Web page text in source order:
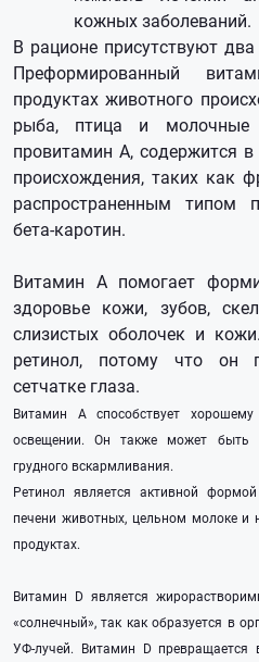
кожных заболеваний.
В рационе присутствуют
Преформированный
продуктах животного
рыба, птица и молочные
провитамин А, содержится в
происхождения, таких как
распространенным типом
бета-каротин.
Витамин А помогает
здоровье кожи, зубов,
слизистых оболочек и
ретинол, потому что он
сетчатке глаза.
Витамин А способствует
освещении. Он также может быть
грудного вскармливания.
Ретинол является активной
печени животных, цельном молоке и
продуктах.
Витамин D является
«солнечный», так как образуется в
УФ-лучей. Витамин D превращается